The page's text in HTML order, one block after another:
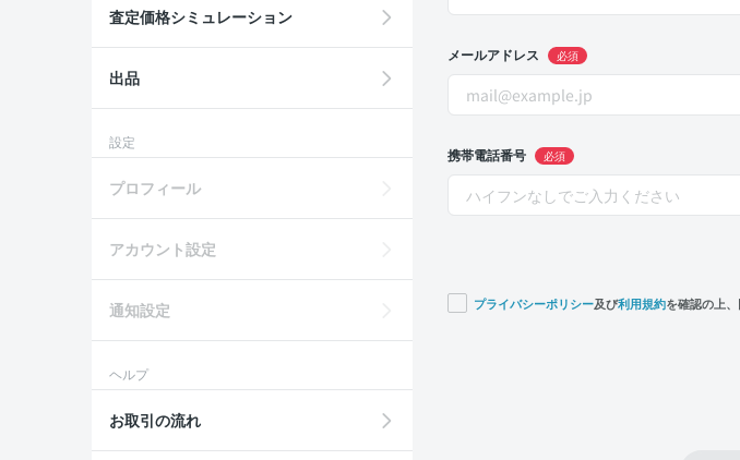
メールアドレス 必須
携帯電話番号 必須
プライバシーポリシー及び利用規約を確認の上、
査定価格シミュレーション
出品
設定
プロフィール
アカウント設定
通知設定
ヘルプ
お取引の流れ